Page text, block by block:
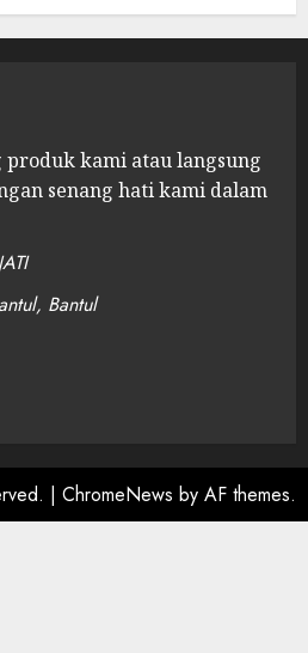
kami atau langsung
senang hati kami dalam
Bantul
| ChromeNews by AF themes.